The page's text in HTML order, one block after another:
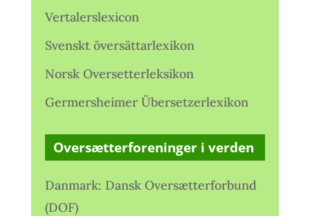
Vertalerslexicon
Svenskt översättarlexikon
Norsk Oversetterleksikon
Germersheimer Übersetzerlexikon
Oversætterforeninger i verden
Danmark: Dansk Oversætterforbund
(DOF)